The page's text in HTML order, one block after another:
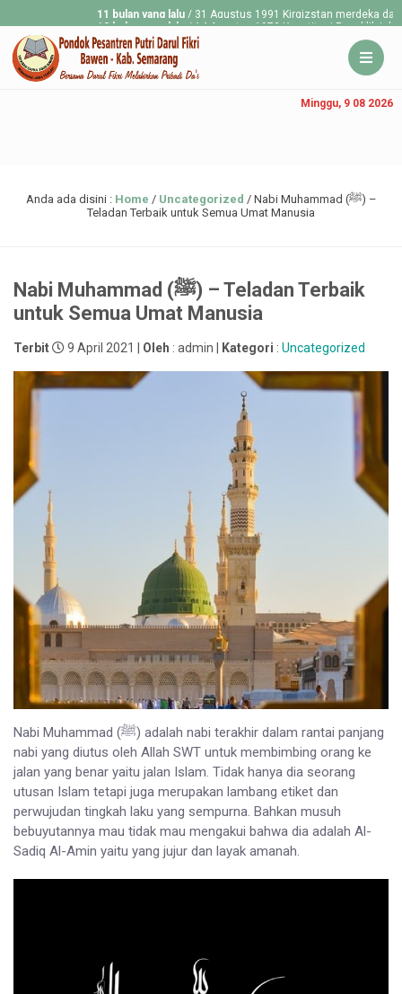
11 bulan yang lalu/ 31 Agustus 1991 Kirgizstan merdeka dari Uni Soviet
12 bulan yang lalu/ 14 Agustus 1973 Konstitusi Republik Islam
Minggu, 9 08 2026
Anda ada disini : Home / Uncategorized / Nabi Muhammad (ﷺ) –
Teladan Terbaik untuk Semua Umat Manusia
Nabi Muhammad (ﷺ) – Teladan Terbaik
untuk Semua Umat Manusia
Terbit 9 April 2021 | Oleh : admin | Kategori : Uncategorized
Nabi Muhammad (ﷺ) adalah nabi terakhir dalam rantai panjang
nabi yang diutus oleh Allah SWT untuk membimbing orang ke
jalan yang benar yaitu jalan Islam. Tidak hanya dia seorang
utusan Islam tetapi juga merupakan lambang etiket dan
perwujudan tingkah laku yang sempurna. Bahkan musuh
bebuyutannya mau tidak mau mengakui bahwa dia adalah Al-
Sadiq Al-Amin yaitu yang jujur ​​dan layak amanah.